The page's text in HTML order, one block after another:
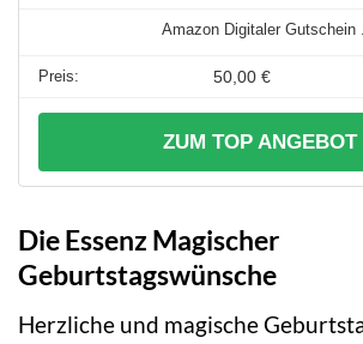
Amazon Digitaler Gutschein
50,00 €
ZUM TOP ANGEBOT
Die Essenz Magischer
Geburtstagswünsche
Herzliche und magische